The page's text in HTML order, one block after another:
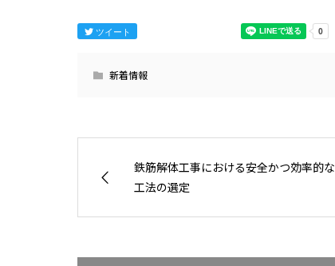
ツイート
新着情報
鉄筋解体工事における安全かつ効率的な
工法の選定